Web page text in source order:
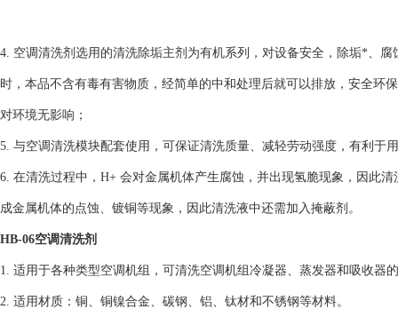
4. 空调清洗剂选用的清洗除垢主剂为有机系列，对设备安全，除垢*、
时，本品不含有毒有害物质，经简单的中和处理后就可以排放，安全环
对环境无影响；
5. 与空调清洗模块配套使用，可保证清洗质量、减轻劳动强度，有利于
6. 在清洗过程中，H+ 会对金属机体产生腐蚀，并出现氢脆现象，因此
成金属机体的点蚀、镀铜等现象，因此清洗液中还需加入掩蔽剂。
HB-06空调清洗剂
1. 适用于各种类型空调机组，可清洗空调机组冷凝器、蒸发器和吸收
2. 适用材质：铜、铜镍合金、碳钢、铝、钛材和不锈钢等材料。